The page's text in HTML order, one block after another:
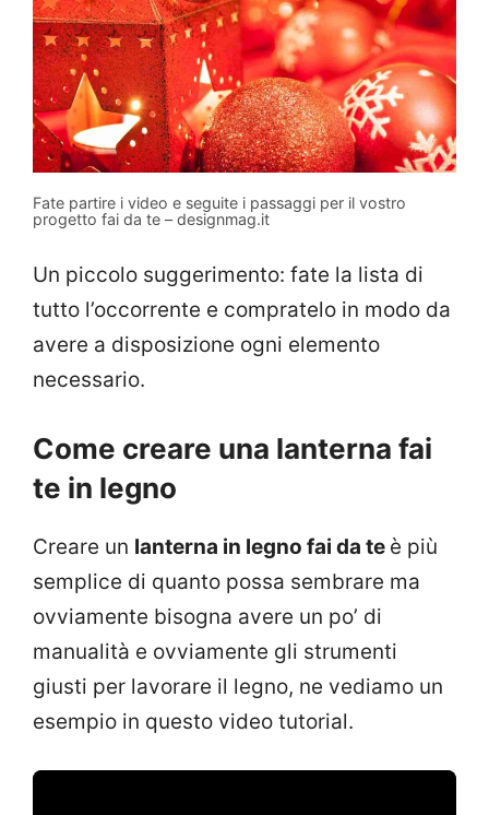
Fate partire i video e seguite i passaggi per il vostro
progetto fai da te – designmag.it
Un piccolo suggerimento: fate la lista di
tutto l’occorrente e compratelo in modo da
avere a disposizione ogni elemento
necessario.
Come creare una lanterna fai
te in legno
Creare un lanterna in legno fai da te è più
semplice di quanto possa sembrare ma
ovviamente bisogna avere un po’ di
manualità e ovviamente gli strumenti
giusti per lavorare il legno, ne vediamo un
esempio in questo video tutorial.